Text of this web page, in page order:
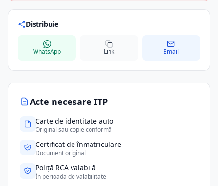
Acte necesare ITP
Carte de identitate auto
Original sau copie conformă
Certificat de înmatriculare
Document original
Poliță RCA valabilă
În perioada de valabilitate
Distribuie
WhatsApp Link Email